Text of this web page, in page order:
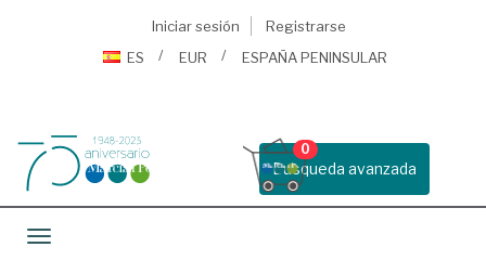
Iniciar sesión
Registrarse
ES
EUR ESPAÑA PENINSULAR
Busqueda avanzada
0
Toggle navigation